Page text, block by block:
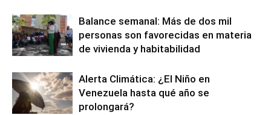
Balance semanal: Más de dos mil
personas son favorecidas en materia
de vivienda y habitabilidad
Alerta Climática: ¿El Niño en
Venezuela hasta qué año se
prolongará?